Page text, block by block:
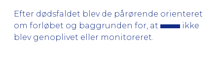
Efter dødsfaldet blev de pårørende orienteret
om forløbet og baggrunden for, at
ikke
blev genoplivet eller monitoreret.